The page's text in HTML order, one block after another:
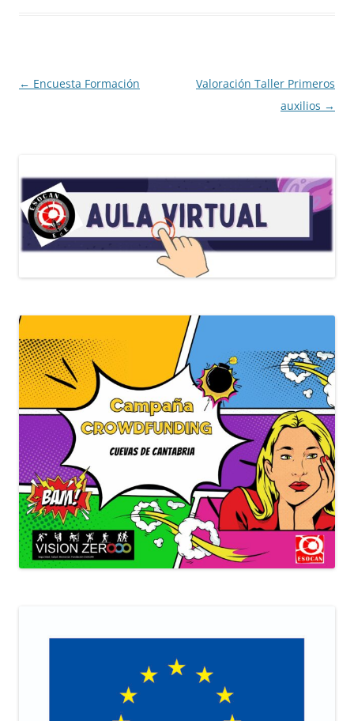
Navegación
← Encuesta Formación
Valoración Taller Primeros
auxilios →